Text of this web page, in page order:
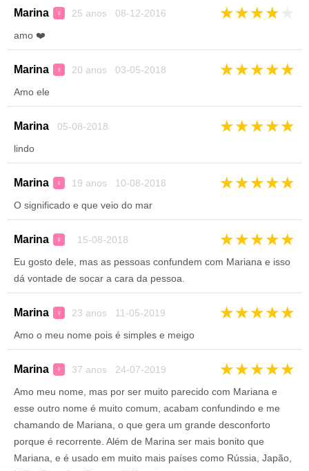
Marina ♀ 25 anos 08-12-2016 ★★★★
amo ❤️
Marina ♀ 20 anos 03-05-2018 ★★★★★
Amo ele
Marina 05-08-2018 ★★★★★
lindo
Marina ♀ 19 anos 10-08-2018 ★★★★★
O significado e que veio do mar
Marina ♀ 15-08-2018 ★★★★★
Eu gosto dele, mas as pessoas confundem com Mariana e isso
dá vontade de socar a cara da pessoa.
Marina ♀ 23 anos 11-05-2019 ★★★★★
Amo o meu nome pois é simples e meigo
Marina ♀ 37 anos 24-07-2019 ★★★★★
Amo meu nome, mas por ser muito parecido com Mariana e
esse outro nome é muito comum, acabam confundindo e me
chamando de Mariana, o que gera um grande desconforto
porque é recorrente. Além de Marina ser mais bonito que
Mariana, e é usado em muito mais países como Rússia, Japão,